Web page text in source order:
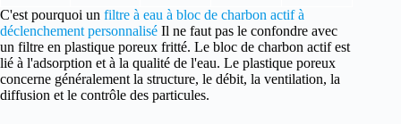
C'est pourquoi un filtre à eau à bloc de charbon actif à
déclenchement personnalisé Il ne faut pas le confondre avec
un filtre en plastique poreux fritté. Le bloc de charbon actif est
lié à l'adsorption et à la qualité de l'eau. Le plastique poreux
concerne généralement la structure, le débit, la ventilation, la
diffusion et le contrôle des particules.